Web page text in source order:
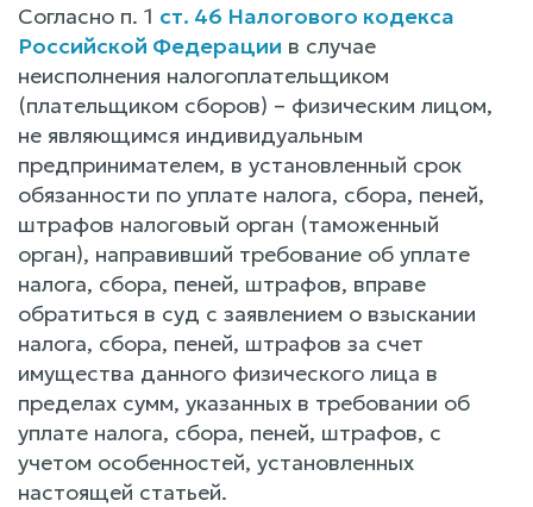
Согласно п. 1 ст. 46 Налогового кодекса
Российской Федерации в случае
неисполнения налогоплательщиком
(плательщиком сборов) – физическим лицом,
не являющимся индивидуальным
предпринимателем, в установленный срок
обязанности по уплате налога, сбора, пеней,
штрафов налоговый орган (таможенный
орган), направивший требование об уплате
налога, сбора, пеней, штрафов, вправе
обратиться в суд с заявлением о взыскании
налога, сбора, пеней, штрафов за счет
имущества данного физического лица в
пределах сумм, указанных в требовании об
уплате налога, сбора, пеней, штрафов, с
учетом особенностей, установленных
настоящей статьей.